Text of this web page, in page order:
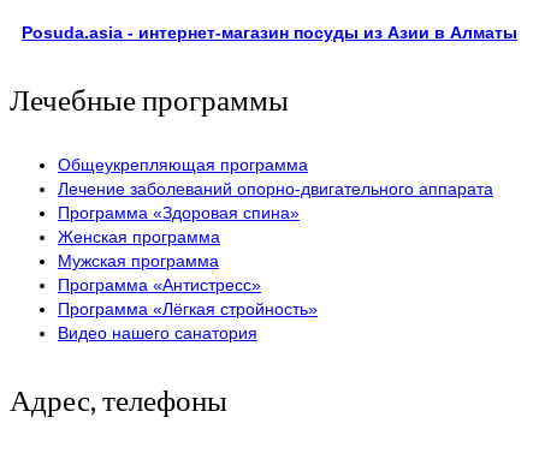
Posuda.asia - интернет-магазин посуды из Азии в Алматы
Лечебные программы
Общеукрепляющая программа
Лечение заболеваний опорно-двигательного аппарата
Программа «Здоровая спина»
Женская программа
Мужская программа
Программа «Антистресс»
Программа «Лёгкая стройность»
Видео нашего санатория
Адрес, телефоны